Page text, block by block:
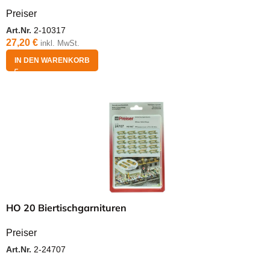
Preiser
Art.Nr. 2-10317
27,20 € inkl. MwSt.
IN DEN WARENKORB
HO 20 Biertischgarnituren
Preiser
Art.Nr. 2-24707